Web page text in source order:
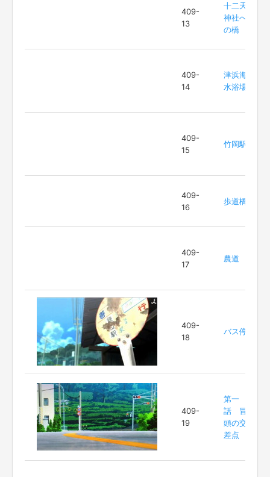
409-
13
十二天
神社へ
の橋
409-
14
津浜海
水浴場
409-
15
竹岡駅
409-
16
歩道橋
409-
17
農道
409-
18
バス停
409-
19
第一
話 冒
頭の交
差点